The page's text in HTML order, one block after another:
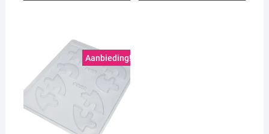
Aanbieding!